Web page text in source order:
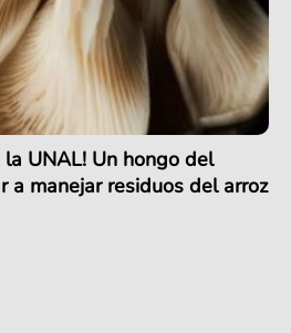
la UNAL! Un hongo del
a manejar residuos del arroz